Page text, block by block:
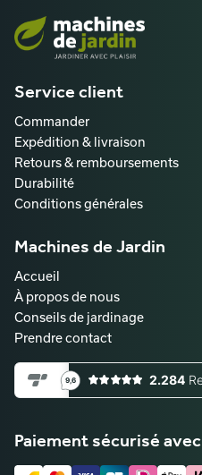
Service client
Commander
Expédition & livraison
Retours & remboursements
Durabilité
Conditions générales
Machines de Jardin
Accueil
À propos de nous
Conseils de jardinage
Prendre contact
Paiement sécurisé avec